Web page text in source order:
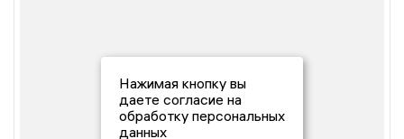
Нажимая кнопку вы
даете согласие на
обработку персональных
данных